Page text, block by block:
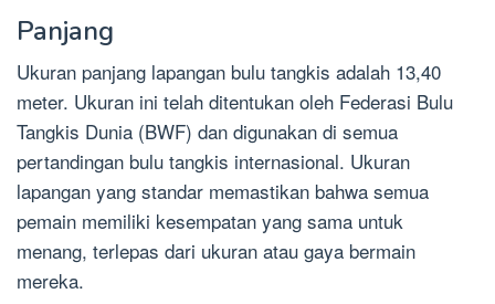
Panjang
Ukuran panjang lapangan bulu tangkis adalah 13,40
meter. Ukuran ini telah ditentukan oleh Federasi Bulu
Tangkis Dunia (BWF) dan digunakan di semua
pertandingan bulu tangkis internasional. Ukuran
lapangan yang standar memastikan bahwa semua
pemain memiliki kesempatan yang sama untuk
menang, terlepas dari ukuran atau gaya bermain
mereka.